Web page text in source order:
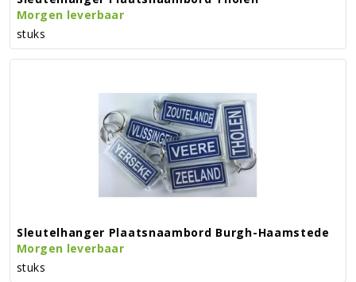
Morgen leverbaar
stuks
Sleutelhanger Plaatsnaambord Burgh-Haamstede
Morgen leverbaar
stuks